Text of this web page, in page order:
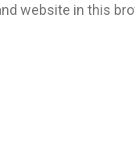
website in this